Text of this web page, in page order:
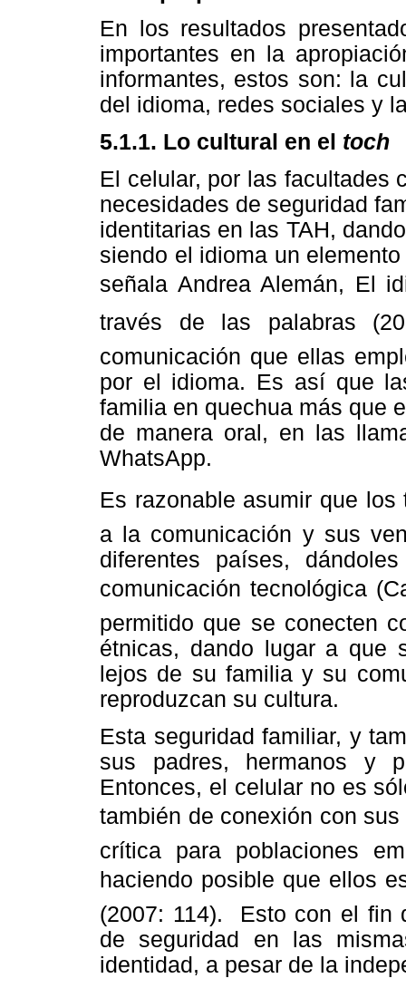
En los resultados
importantes en la
informantes, estos son: la
del idioma, redes sociales y
5.1.1. Lo cultural en el toch
El celular, por las facultades
necesidades de seguridad
identitarias en las TAH,
siendo el idioma un
señala Andrea Alemán, El
través de las palabras
comunicación que ellas
por el idioma. Es así que
familia en quechua más que
de manera oral, en las
WhatsApp.
Es razonable asumir que
a la comunicación y sus
diferentes países,
comunicación tecnológica
permitido que se conecten
étnicas, dando lugar a que
lejos de su familia y su
reproduzcan su cultura.
Esta seguridad familiar, y
sus padres, hermanos y
Entonces, el celular no es
también de conexión con sus
crítica para poblaciones
haciendo posible que ellos
(2007: 114). Esto con el fin
de seguridad en las
identidad, a pesar de la